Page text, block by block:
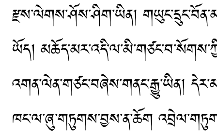
རྫས་ལེགས་ཤོས་ཤིག་ཡིན།
ཡོད།
འགན་ལེན་གཙང་བཞེས་གནང་རྒྱུ་ཡིན།
ཁང་ལ་ཞུ་གཏུགས་བྱས་ན་ཆོག